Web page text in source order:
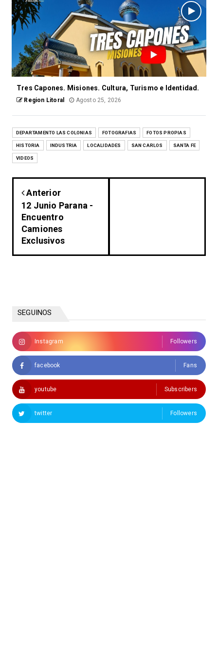
Tres Capones. Misiones. Cultura, Turismo e Identidad.
Region Litoral Agosto 25, 2026
DEPARTAMENTO LAS COLONIAS FOTOGRAFIAS FOTOS PROPIAS
HISTORIA INDUSTRIA LOCALIDADES SAN CARLOS SANTA FE
VIDEOS
Anterior
12 Junio Parana -
Encuentro
Camiones
Exclusivos
SEGUINOS
Instagram Followers
facebook Fans
youtube Subscribers
twitter Followers